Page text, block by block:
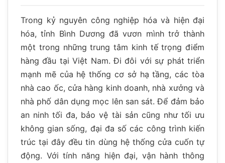
Trong kỷ nguyên công nghiệp hóa và hiện đại
hóa, tỉnh Bình Dương đã vươn mình trở thành
một trong những trung tâm kinh tế trọng điểm
hàng đầu tại Việt Nam. Đi đôi với sự phát triển
mạnh mẽ của hệ thống cơ sở hạ tầng, các tòa
nhà cao ốc, cửa hàng kinh doanh, nhà xưởng và
nhà phố dân dụng mọc lên san sát. Để đảm bảo
an ninh tối đa, bảo vệ tài sản cũng như tối ưu
không gian sống, đại đa số các công trình kiến
trúc tại đây đều tin dùng hệ thống cửa cuốn tự
động. Với tính năng hiện đại, vận hành thông